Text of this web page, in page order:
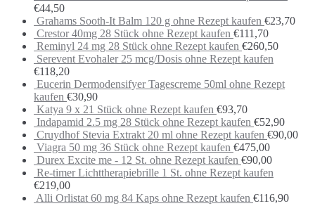
€44,50
Grahams Sooth-It Balm 120 g ohne Rezept kaufen €23,70
Crestor 40mg 28 Stück ohne Rezept kaufen €111,70
Reminyl 24 mg 28 Stück ohne Rezept kaufen €260,50
Serevent Evohaler 25 mcg/Dosis ohne Rezept kaufen
€118,20
Eucerin Dermodensifyer Tagescreme 50ml ohne Rezept
kaufen €30,90
Katya 9 x 21 Stück ohne Rezept kaufen €93,70
Indapamid 2.5 mg 28 Stück ohne Rezept kaufen €52,90
Cruydhof Stevia Extrakt 20 ml ohne Rezept kaufen €90,00
Viagra 50 mg 36 Stück ohne Rezept kaufen €475,00
Durex Excite me - 12 St. ohne Rezept kaufen €90,00
Re-timer Lichttherapiebrille 1 St. ohne Rezept kaufen
€219,00
Alli Orlistat 60 mg 84 Kaps ohne Rezept kaufen €116,90